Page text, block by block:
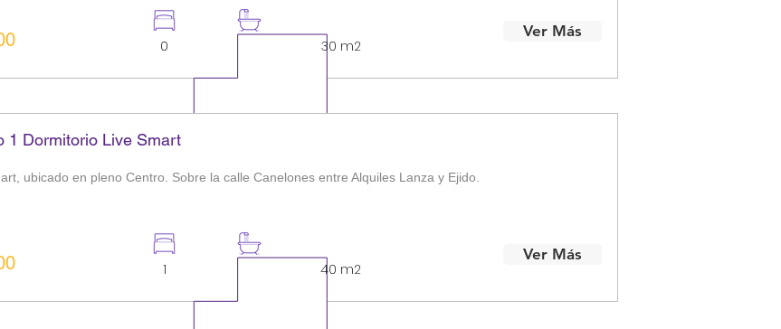
0 30 m2
Ver Más
1 Dormitorio Live Smart
ubicado en pleno Centro. Sobre la calle Canelones entre Alquiles Lanza y Ejido.
1 40 m2
Ver Más